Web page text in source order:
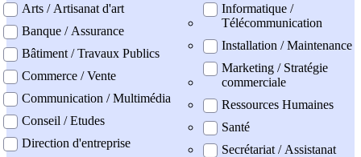
Arts / Artisanat d'art
Banque / Assurance
Bâtiment / Travaux Publics
Commerce / Vente
Communication / Multimédia
Conseil / Etudes
Direction d'entreprise
Informatique /
Télécommunication
Installation / Maintenance
Marketing / Stratégie
commerciale
Ressources Humaines
Santé
Secrétariat / Assistanat